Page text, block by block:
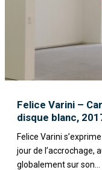
Felice Varini –
disque blanc,
Felice Varini
jour de l’accrochage,
globalement sur son...